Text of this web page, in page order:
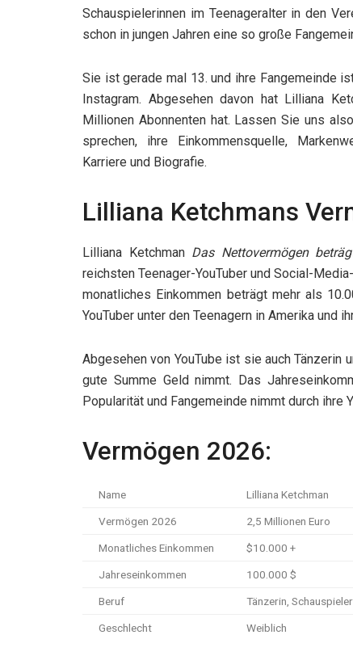
Schauspielerinnen im Teenageralter in den
schon in jungen Jahren eine so große
Sie ist gerade mal 13. und ihre Fangemeinde
Instagram. Abgesehen davon hat Lilliana
Millionen Abonnenten hat. Lassen Sie uns
sprechen, ihre Einkommensquelle,
Karriere und Biografie.
Lilliana Ketchmans
Lilliana Ketchman Das Nettovermögen
reichsten Teenager-YouTuber und Social-
monatliches Einkommen beträgt mehr als
YouTuber unter den Teenagern in Amerika und
Abgesehen von YouTube ist sie auch
gute Summe Geld nimmt. Das
Popularität und Fangemeinde nimmt durch ihre
Vermögen 2026:
Name Lilliana Ketchman
Vermögen 2026 2,5 Millionen Euro
Monatliches Einkommen $10.000 +
Jahreseinkommen 100.000 $
Beruf Tänzerin,
Geschlecht Weiblich